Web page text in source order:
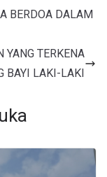
BERDOA DALAM
TERKENA
BAYI LAKI-LAKI